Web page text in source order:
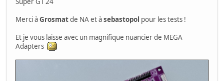
Merci àGrosmatde NA et àsebastopol pour les tests !
Et je vous laisse avec un magnifique nuancier de MEGA
Adapters